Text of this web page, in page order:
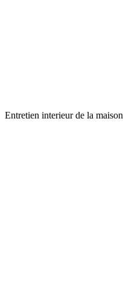
Entretien interieur de la maison